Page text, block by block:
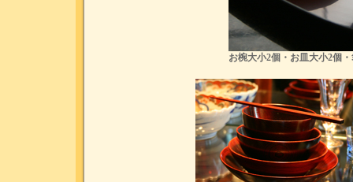
お椀大小2個・お皿大小2個